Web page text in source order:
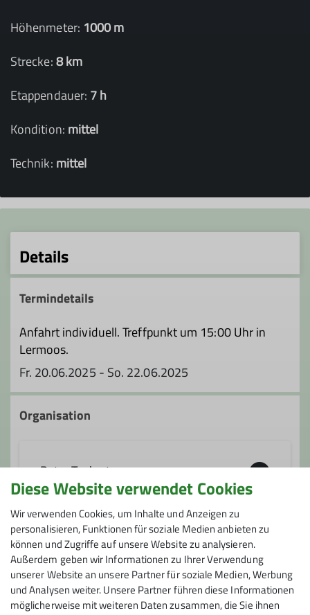
Höhenmeter: 1000 m
Strecke:8 km
Etappendauer: 7 h
Kondition: mittel
Technik: mittel
Details
Termindetails
Anfahrt individuell. Treffpunkt um 15:00 Uhr in
Lermoos.
Fr. 20.06.2025 - So. 22.06.2025
Organisation
Peter Taubert
08171/96409
PTaubert-DAV@gmx.de
Preis
keine
Diese Website verwendet Cookies
Wir verwenden Cookies, um Inhalte und Anzeigen zu
personalisieren, Funktionen für soziale Medien anbieten zu
können und Zugriffe auf unsere Website zu analysieren.
Außerdem geben wir Informationen zu Ihrer Verwendung
unserer Website an unsere Partner für soziale Medien, Werbung
und Analysen weiter. Unsere Partner führen diese Informationen
möglicherweise mit weiteren Daten zusammen, die Sie ihnen